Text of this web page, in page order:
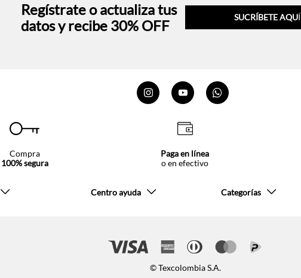
Regístrate o actualiza tus
datos y recibe 30% OFF
SUCRÍBETE AQUÍ
Compra
100% segura
Paga en línea
o en efectivo
Centro ayuda Categorías
© Texcolombia S.A.